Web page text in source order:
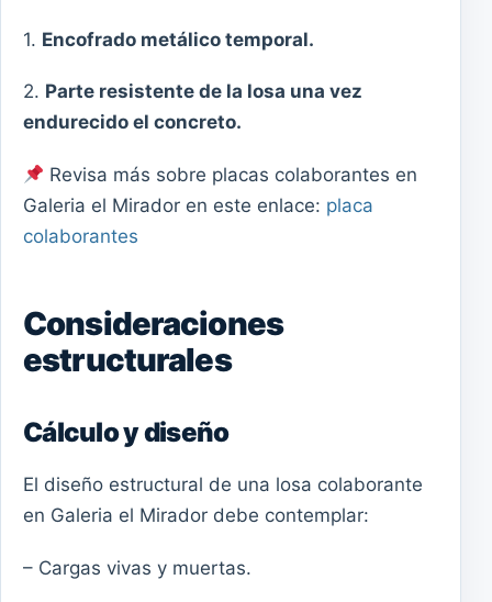
1. Encofrado metálico temporal.
2. Parte resistente de la losa una vez
endurecido el concreto.
Revisa más sobre placas colaborantes en
Galeria el Mirador en este enlace: placa
colaborantes
Consideraciones
estructurales
Cálculo y diseño
El diseño estructural de una losa colaborante
en Galeria el Mirador debe contemplar:
– Cargas vivas y muertas.